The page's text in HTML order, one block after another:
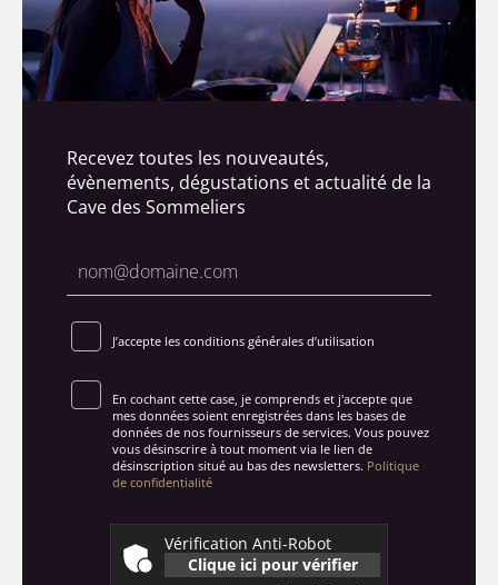
Recevez toutes les nouveautés,
évènements, dégustations et actualité de la
Cave des Sommeliers
J’accepte les conditions générales d’utilisation
En cochant cette case, je comprends et j'accepte que
mes données soient enregistrées dans les bases de
données de nos fournisseurs de services. Vous pouvez
vous désinscrire à tout moment via le lien de
désinscription situé au bas des newsletters. Politique
de confidentialité
Vérification Anti-Robot
Clique ici pour vérifier